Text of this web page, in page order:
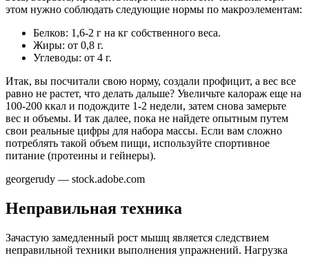
этом нужно соблюдать следующие нормы по макроэлементам:
Белков: 1,6-2 г на кг собственного веса.
Жиры: от 0,8 г.
Углеводы: от 4 г.
Итак, вы посчитали свою норму, создали профицит, а вес все
равно не растет, что делать дальше? Увеличьте калораж еще на
100-200 ккал и подождите 1-2 недели, затем снова замерьте
вес и объемы. И так далее, пока не найдете опытным путем
свои реальные цифры для набора массы. Если вам сложно
потреблять такой объем пищи, используйте спортивное
питание (протеины и гейнеры).
georgerudy — stock.adobe.com
Неправильная техника
Зачастую замедленный рост мышц является следствием
неправильной техники выполнения упражнений. Нагрузка